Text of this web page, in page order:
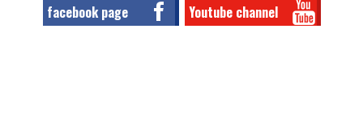
facebook page Youtube channel